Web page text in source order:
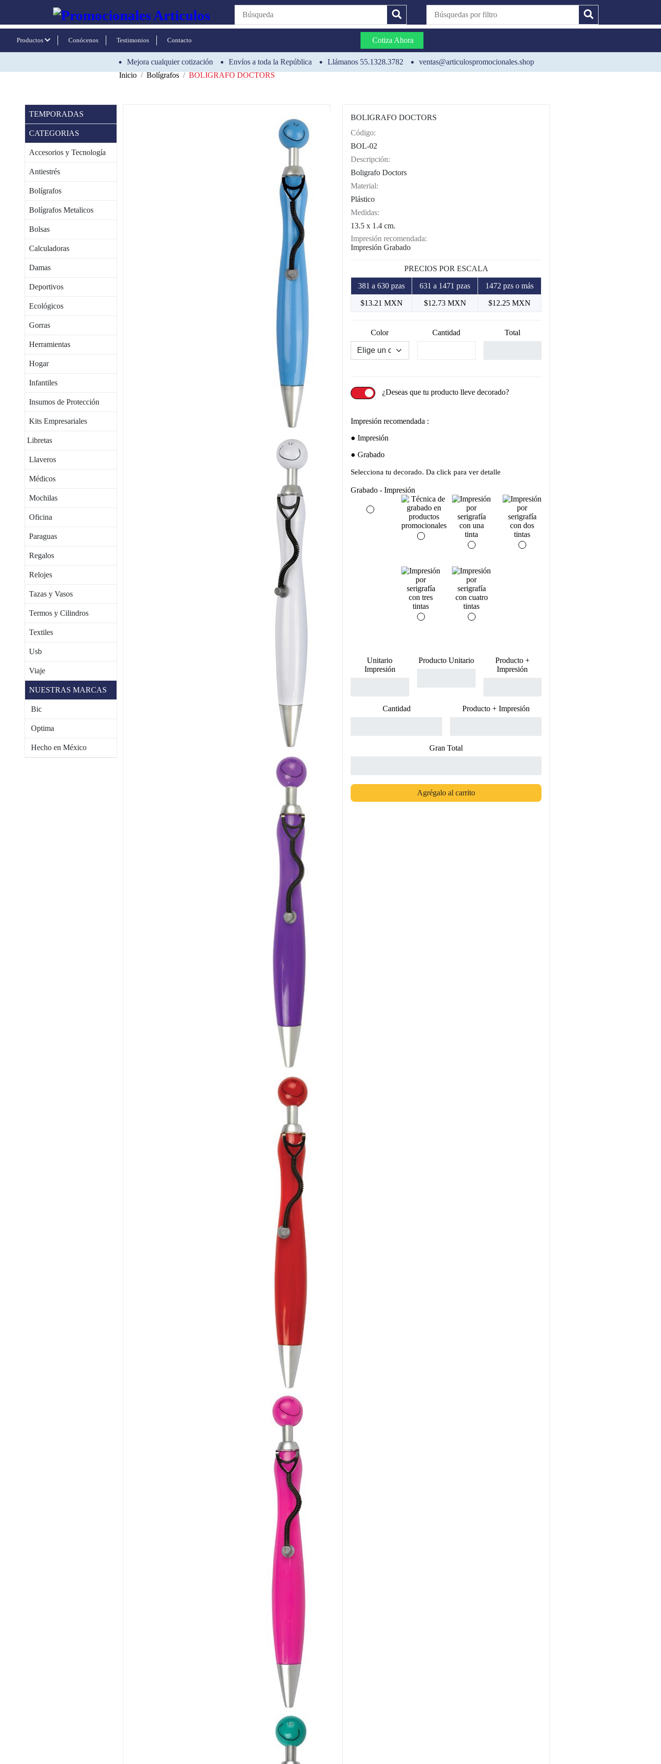
Productos Conócenos Testimonios Contacto Cotiza Ahora
Mejora cualquier cotización Envíos a toda la República Llámanos 55.1328.3782
ventas@articulospromocionales.shop
Inicio
Bolígrafos BOLIGRAFO DOCTORS
TEMPORADAS
CATEGORIAS
Accesorios y Tecnología
Antiestrés
Bolígrafos
Bolígrafos Metalicos
Bolsas
Calculadoras
Damas
Deportivos
Ecológicos
Gorras
Herramientas
Hogar
Infantiles
Insumos de Protección
Kits Empresariales
Libretas
Llaveros
Médicos
Mochilas
Oficina
Paraguas
Regalos
Relojes
Tazas y Vasos
Termos y Cilindros
Textiles
Usb
Viaje
NUESTRAS MARCAS
Bic
Optima
Hecho en México
BOLIGRAFO DOCTORS
Código:
BOL-02
Descripción:
Boligrafo Doctors
Material:
Plástico
Medidas:
13.5 x 1.4 cm.
Impresión recomendada:
Impresión Grabado
PRECIOS POR ESCALA
381 a 630 pzas 631 a 1471 pzas 1472 pzs o más
$13.21 MXN $12.73 MXN $12.25 MXN
Color Cantidad Total
¿Deseas que tu producto lleve decorado?
Impresión recomendada :
Impresión
Grabado
Selecciona tu decorado. Da click para ver detalle
Grabado - Impresión
Unitario
Impresión
Producto Unitario
Producto +
Impresión
Cantidad Producto + Impresión
Gran Total
Agrégalo al carrito